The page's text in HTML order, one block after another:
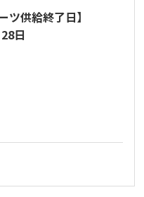
ツ供給終了日】
日